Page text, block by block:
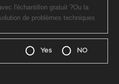
Yes NO